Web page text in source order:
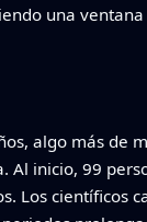
una
algo más de
inicio, 99
Los científicos